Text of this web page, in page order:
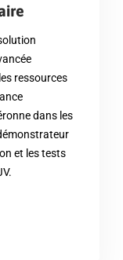
ressources
dans les
et les tests